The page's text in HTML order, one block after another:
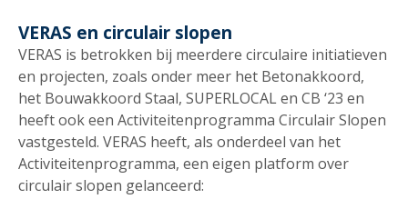
VERAS en circulair slopen
VERAS is betrokken bij meerdere circulaire initiatieven
en projecten, zoals onder meer het Betonakkoord,
het Bouwakkoord Staal, SUPERLOCAL en CB ‘23 en
heeft ook een Activiteitenprogramma Circulair Slopen
vastgesteld. VERAS heeft, als onderdeel van het
Activiteitenprogramma, een eigen platform over
circulair slopen gelanceerd: